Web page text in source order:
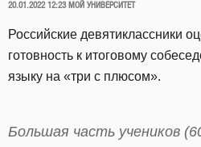
ОПУБЛИКОВАНО
20.01.2022 12:23 МОЙ УНИВЕРСИТЕТ
Российские девятиклассники
готовность к итоговому
языку на «три с плюсом».
Большая часть учеников